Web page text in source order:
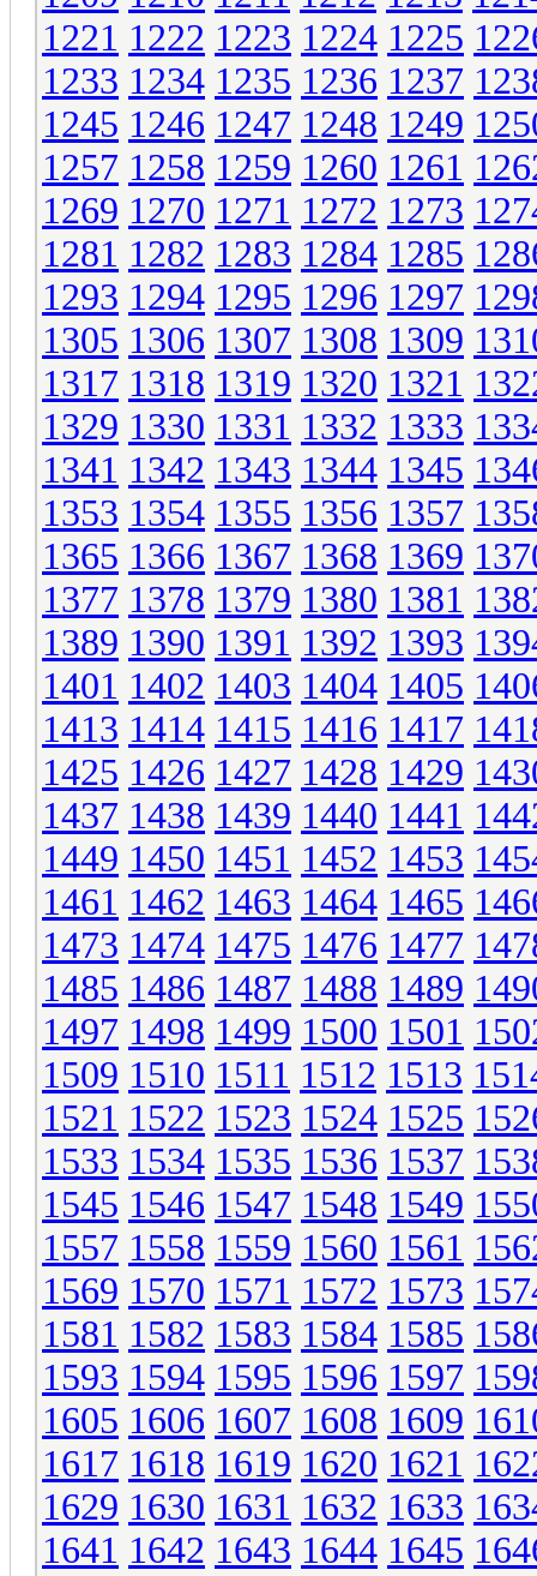
1221 1222 1223 1224 1225
1233 1234 1235 1236 1237
1245 1246 1247 1248 1249
1257 1258 1259 1260 1261
1269 1270 1271 1272 1273
1281 1282 1283 1284 1285
1293 1294 1295 1296 1297
1305 1306 1307 1308 1309
1317 1318 1319 1320 1321
1329 1330 1331 1332 1333
1341 1342 1343 1344 1345
1353 1354 1355 1356 1357
1365 1366 1367 1368 1369
1377 1378 1379 1380 1381
1389 1390 1391 1392 1393
1401 1402 1403 1404 1405
1413 1414 1415 1416 1417
1425 1426 1427 1428 1429
1437 1438 1439 1440 1441
1449 1450 1451 1452 1453
1461 1462 1463 1464 1465
1473 1474 1475 1476 1477
1485 1486 1487 1488 1489
1497 1498 1499 1500 1501
1509 1510 1511 1512 1513
1521 1522 1523 1524 1525
1533 1534 1535 1536 1537
1545 1546 1547 1548 1549
1557 1558 1559 1560 1561
1569 1570 1571 1572 1573
1581 1582 1583 1584 1585
1593 1594 1595 1596 1597
1605 1606 1607 1608 1609
1617 1618 1619 1620 1621
1629 1630 1631 1632 1633
1641 1642 1643 1644 1645